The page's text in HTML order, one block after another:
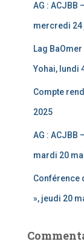
AG : ACJBB
mercredi 24
Lag
Yohai, lundi
Compte
2025
AG : ACJBB
mardi 20
Conférence
», jeudi 20